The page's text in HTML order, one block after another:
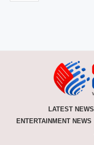
LATEST NEWS
ENTERTAINMENT NEWS